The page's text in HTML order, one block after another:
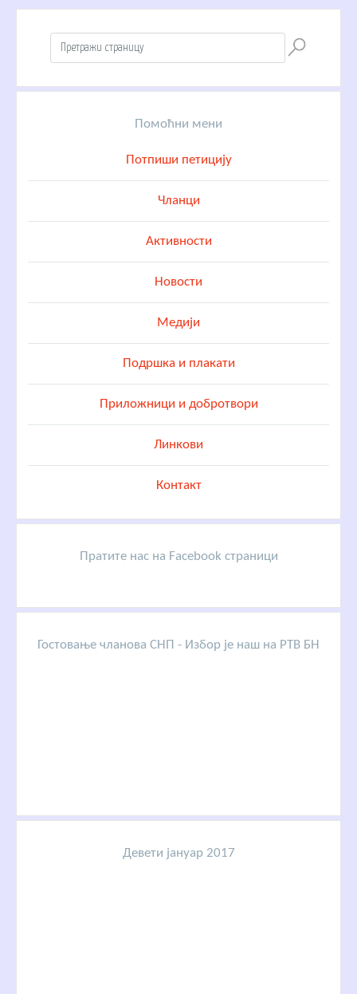
Помоћни мени
Потпиши петицију
Чланци
Активности
Новости
Медији
Подршка и плакати
Приложници и добротвори
Линкови
Контакт
Пратите нас на Facebook страници
Гостовање чланова СНП - Избор је наш на РТВ БН
Девети јануар 2017